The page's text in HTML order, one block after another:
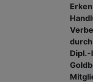
Dipl.-